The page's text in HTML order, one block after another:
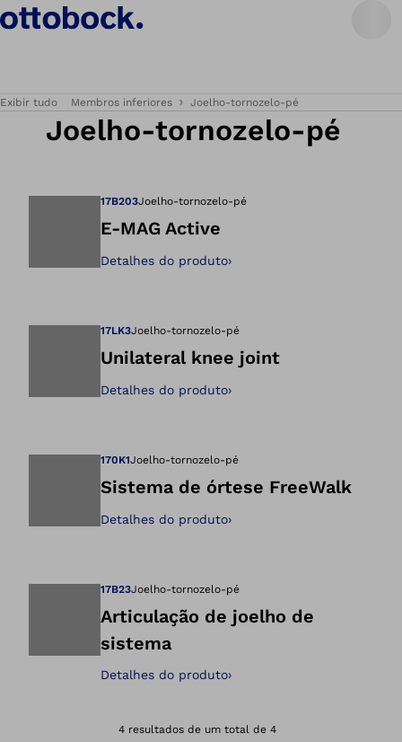
Exibir tudo Membros inferiores Joelho-tornozelo-pé
Joelho-tornozelo-pé
17B203Joelho-tornozelo-pé
E-MAG Active
Detalhes do produto›
17LK3Joelho-tornozelo-pé
Unilateral knee joint
Detalhes do produto›
170K1Joelho-tornozelo-pé
Sistema de órtese FreeWalk
Detalhes do produto›
Abre a imagem
17B23Joelho-tornozelo-pé
Articulação de joelho de
sistema
Detalhes do produto›
4 resultados de um total de 4